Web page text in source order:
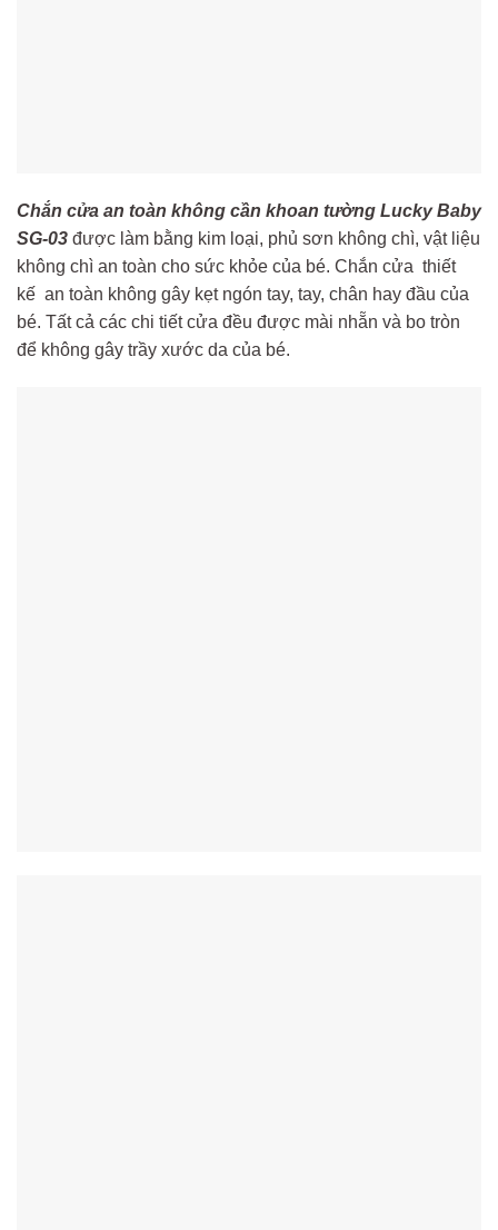
Chắn cửa an toàn không cần khoan tường Lucky Baby
SG-03 được làm bằng kim loại, phủ sơn không chì, vật liệu
không chì an toàn cho sức khỏe của bé. Chắn cửa thiết
kế an toàn không gây kẹt ngón tay, tay, chân hay đầu của
bé. Tất cả các chi tiết cửa đều được mài nhẵn và bo tròn
để không gây trầy xước da của bé.